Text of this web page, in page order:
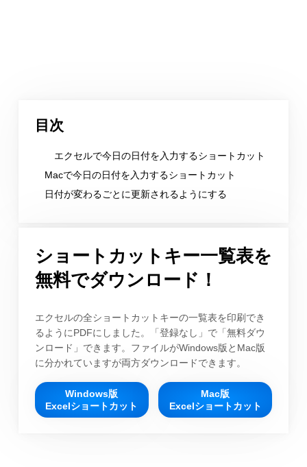
目次
エクセルで今日の日付を入力するショートカット
Macで今日の日付を入力するショートカット
日付が変わるごとに更新されるようにする
ショートカットキー一覧表を
無料でダウンロード！
エクセルの全ショートカットキーの一覧表を印刷でき
るようにPDFにしました。「登録なし」で「無料ダウ
ンロード」できます。ファイルがWindows版とMac版
に分かれていますが両方ダウンロードできます。
Windows版
Excelショートカット
Mac版
Excelショートカット